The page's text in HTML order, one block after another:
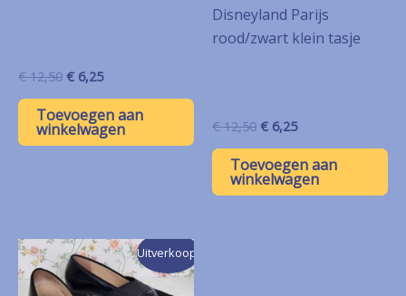
€12,50 Oorspronkelijke
was:
€ 12,50.
€ 6,25Huidige
is:
€ 6,25.
Toevoegen aan
winkelwagen
Disneyland Parijs
rood/zwart klein tasje
€12,50 Oorspronkelijke
was:
€ 12,50.
€ 6,25Huidige
is:
€ 6,25.
Toevoegen aan
winkelwagen
Uitverkoop!